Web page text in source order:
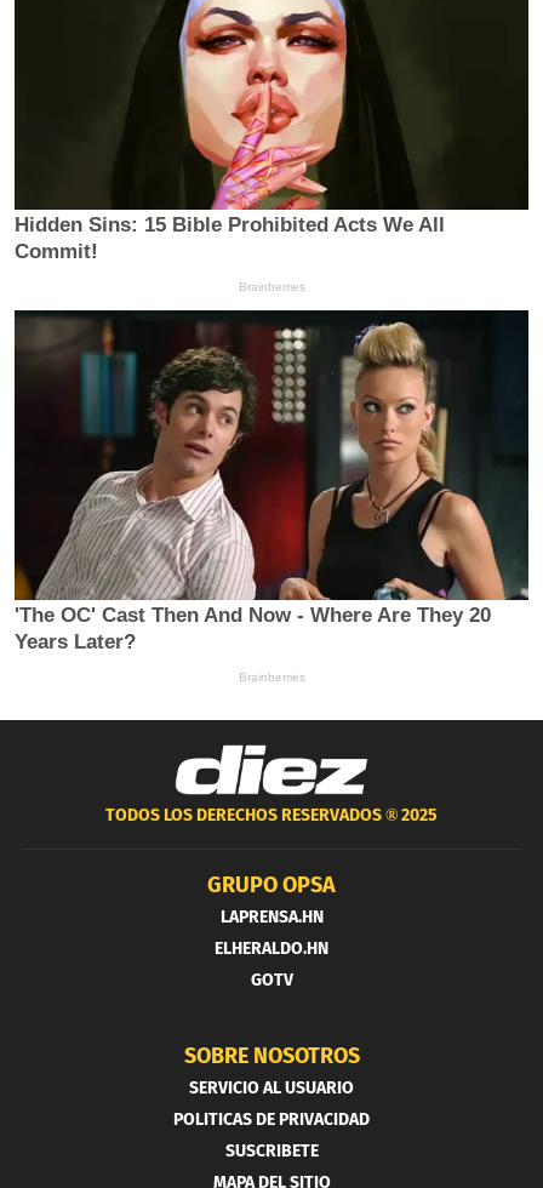
TODOS LOS DERECHOS RESERVADOS ®2025
GRUPO OPSA
LAPRENSA.HN
ELHERALDO.HN
GOTV
SOBRE NOSOTROS
SERVICIO AL USUARIO
POLITICAS DE PRIVACIDAD
SUSCRIBETE
MAPA DEL SITIO